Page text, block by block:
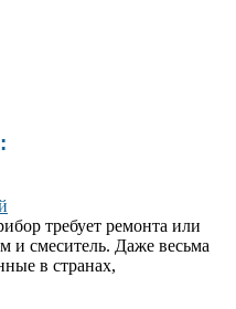
требует ремонта или
и смеситель. Даже весьма
в странах,